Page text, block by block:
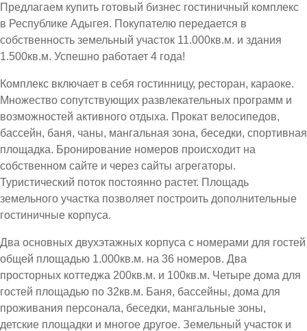
Предлагаем купить готовый бизнес гостиничный комплекс
в Республике Адыгея. Покупателю передается в
собственность земельный участок 11.000кв.м. и здания
1.500кв.м. Успешно работает 4 года!
Комплекс включает в себя гостинницу, ресторан, караоке.
Множество сопутствующих развлекательных программ и
возможностей активного отдыха. Прокат велосипедов,
бассейн, баня, чаны, мангальная зона, беседки, спортивная
площадка. Бронирование номеров происходит на
собственном сайте и через сайты агрегаторы.
Туристический поток постоянно растет. Площадь
земельного участка позволяет построить дополнительные
гостиничные корпуса.
Два основных двухэтажных корпуса с номерами для гостей
общей площадью 1.000кв.м. на 36 номеров. Два
просторных коттеджа 200кв.м. и 100кв.м. Четыре дома для
гостей площадью по 32кв.м. Баня, бассейны, дома для
проживания персонала, беседки, мангальные зоны,
детские площадки и многое другое. Земельный участок и